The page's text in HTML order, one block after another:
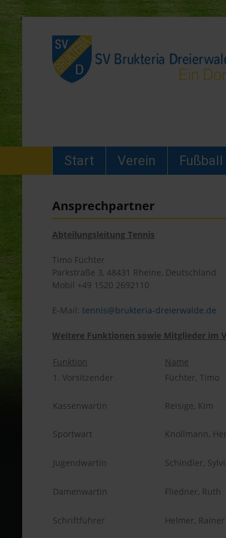
Start Verein Fußball
Ansprechpartner
Abteilungsleitung Tennis
Timo Füchter
Parkstraße 3, 48431 Rheine, Deutschland
Mobil +49 1520 2692110
E-Mail: tennis@brukteria-dreierwalde.de
Weitere Funktionen sowie Mitglieder im
Funktion
Name
1. Vorsitzender
Füchter, Timo
Kassenwartin Reisige, Kim
Sportwart Knollmann,
Jugendwartin Schindler,
Damenwartin Fliedner, Ruth
Schriftführer Helmer, Rainer